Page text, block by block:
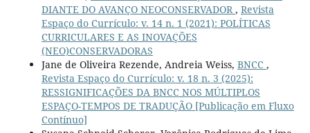
DIANTE DO AVANÇO NEOCONSERVADOR, Revista
Espaço do Currículo: v. 14 n. 1 (2021): POLÍTICAS
CURRICULARES E AS INOVAÇÕES
(NEO)CONSERVADORAS
Jane de Oliveira Rezende, Andreia Weiss, BNCC ,
Revista Espaço do Currículo: v. 18 n. 3 (2025):
RESSIGNIFICAÇÕES DA BNCC NOS MÚLTIPLOS
ESPAÇO-TEMPOS DE TRADUÇÃO [Publicação em Fluxo
Contínuo]